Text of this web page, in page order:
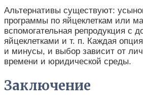
Альтернативы существуют:
программы по яйцеклеткам или
вспомогательная репродукция с
яйцеклетками и т. п. Каждая
и минусы, и выбор зависит от
времени и юридической среды.
Заключение